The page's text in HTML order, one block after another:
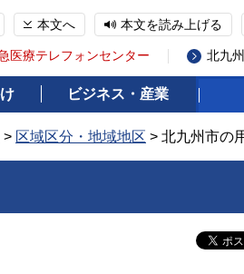
本文へ 本文を読み上げる
医療テレフォンセンター 北九
ビジネス・産業
> 区域区分・地域地区 > 北九州市の